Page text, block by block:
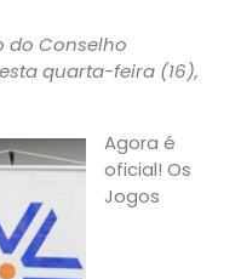
do Conselho
quarta-feira (16),
Agora é
oficial! Os
Jogos